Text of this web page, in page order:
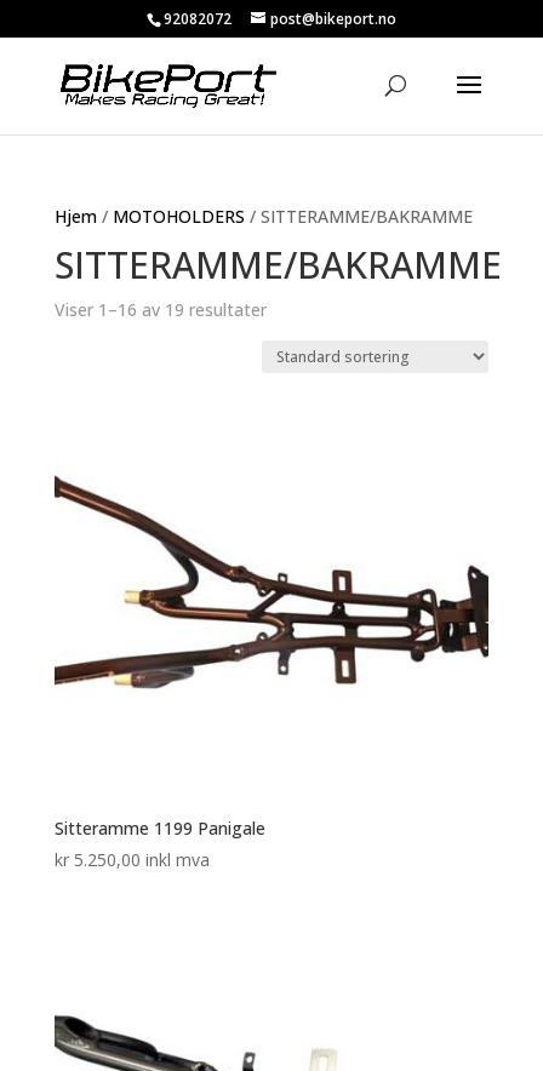
92082072 post@bikeport.no
Hjem/ MOTOHOLDERS / SITTERAMME/BAKRAMME
SITTERAMME/BAKRAMME
Viser 1–16 av 19 resultater
Sitteramme 1199 Panigale
kr5.250,00 inkl mva